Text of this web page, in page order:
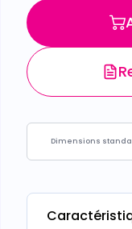
Dimensions